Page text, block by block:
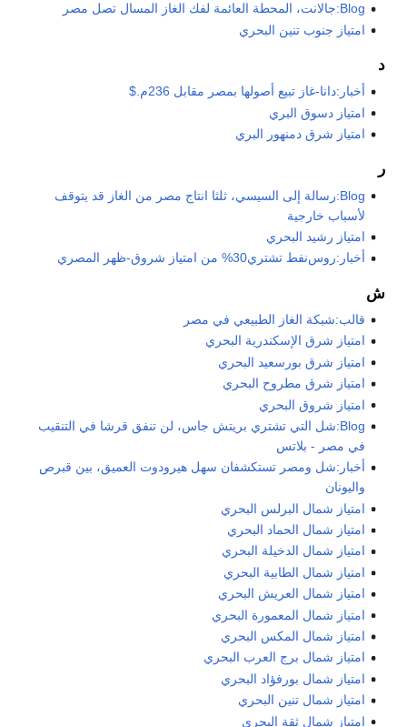
Blog:جالانت، المحطة العائمة لفك الغاز المسال تصل مصر
امتياز جنوب تنين البحري
د
أخبار:دانا-غاز تبيع أصولها بمصر مقابل 236م.$
امتياز دسوق البري
امتياز شرق دمنهور البري
ر
Blog:رسالة إلى السيسي، ثلثا انتاج مصر من الغاز قد يتوقف
لأسباب خارجية
امتياز رشيد البحري
أخبار:روس‌نفط تشتري30% من امتياز شروق-ظهر المصري
ش
قالب:شبكة الغاز الطبيعي في مصر
امتياز شرق الإسكندرية البحري
امتياز شرق بورسعيد البحري
امتياز شرق مطروح البحري
امتياز شروق البحري
Blog:شل التي تشتري بريتش جاس، لن تنفق قرشا في التنقيب
في مصر - بلاتس
أخبار:شل ومصر تستكشفان سهل هيرودوت العميق، بين قبرص
واليونان
امتياز شمال البرلس البحري
امتياز شمال الحماد البحري
امتياز شمال الدخيلة البحري
امتياز شمال الطابية البحري
امتياز شمال العريش البحري
امتياز شمال المعمورة البحري
امتياز شمال المكس البحري
امتياز شمال برج العرب البحري
امتياز شمال بورفؤاد البحري
امتياز شمال تنين البحري
امتياز شمال ثقة البحري